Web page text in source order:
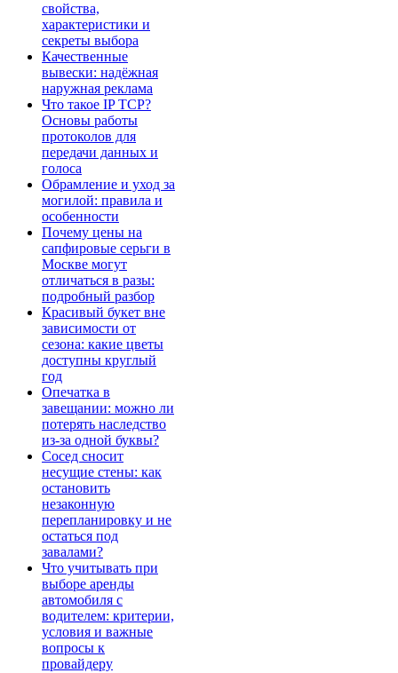
свойства,
характеристики и
секреты выбора
Качественные
вывески: надёжная
наружная реклама
Что такое IP TCP?
Основы работы
протоколов для
передачи данных и
голоса
Обрамление и уход за
могилой: правила и
особенности
Почему цены на
сапфировые серьги в
Москве могут
отличаться в разы:
подробный разбор
Красивый букет вне
зависимости от
сезона: какие цветы
доступны круглый
год
Опечатка в
завещании: можно ли
потерять наследство
из-за одной буквы?
Сосед сносит
несущие стены: как
остановить
незаконную
перепланировку и не
остаться под
завалами?
Что учитывать при
выборе аренды
автомобиля с
водителем: критерии,
условия и важные
вопросы к
провайдеру